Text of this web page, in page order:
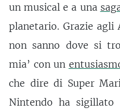
un musical e a una
planetario. Grazie agli
non sanno dove si
mia’ con un
che dire di Super
Nintendo ha